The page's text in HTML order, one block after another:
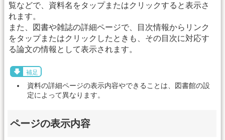
覧などで、資料名をタップまたはクリックすると表示さ
れます。
また、図書や雑誌の詳細ページで、目次情報からリンク
をタップまたはクリックしたときも、その目次に対応す
る論文の情報として表示されます。
補足
資料の詳細ページの表示内容やできることは、図書館の設
定によって異なります。
ページの表示内容